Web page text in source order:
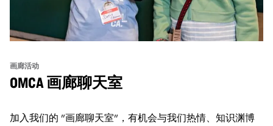
画廊活动
OMCA 画廊聊天室
加入我们的 "画廊聊天室"，有机会与我们热情、知识渊博